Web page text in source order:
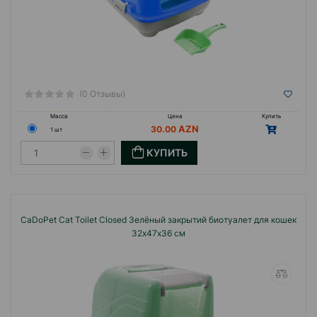
(0 Отзывы)
Масса Цена
Купить
1 шт
30.00
КУПИТЬ
CaDoPet Cat Toilet Closed Зелёный закрытий биотуалет для кошек
32х47х36 см